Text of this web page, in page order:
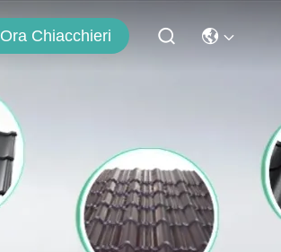
Ora Chiacchieri